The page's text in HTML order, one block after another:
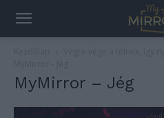
MyMirror – Jég